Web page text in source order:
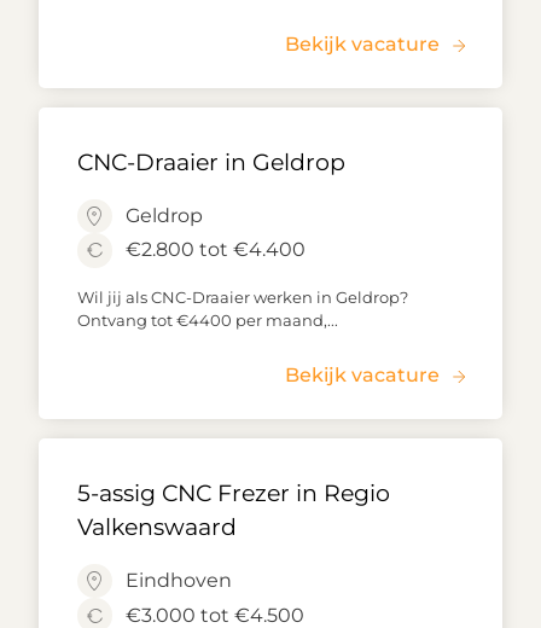
Bekijk vacature
CNC-Draaier in Geldrop
Geldrop
€2.800 tot €4.400
Wil jij als CNC-Draaier werken in Geldrop?
Ontvang tot €4400 per maand,...
Bekijk vacature
5-assig CNC Frezer in Regio
Valkenswaard
Eindhoven
€3.000 tot €4.500